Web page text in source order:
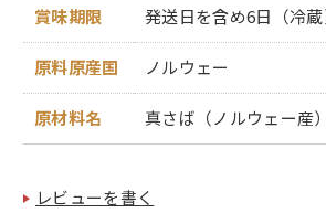
賞味期限 発送日を含め6日（冷蔵
原料原産国 ノルウェー
原材料名 真さば（ノルウェー産）
レビューを書く